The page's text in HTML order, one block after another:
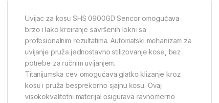
Uvijac za kosu SHS 0900GD Sencor omogućava
brzo i lako kreiranje savršenih lokni sa
profesionalnim rezultatima. Automatski mehanizam za
uvijanje pruža jednostavno stilizovanje kose, bez
potrebe za ručnim uvijanjem.
Titanijumska cev omogućava glatko klizanje kroz
kosu i pruža besprekorno sjajnu kosu. Ovaj
visokokvalitetni materijal osigurava ravnomerno